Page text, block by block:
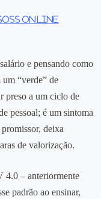
Online
e pensando como
um “verde” de
preso a um ciclo de
pessoal; é um sintoma
deixa
de valorização.
4.0 – anteriormente
padrão ao ensinar,